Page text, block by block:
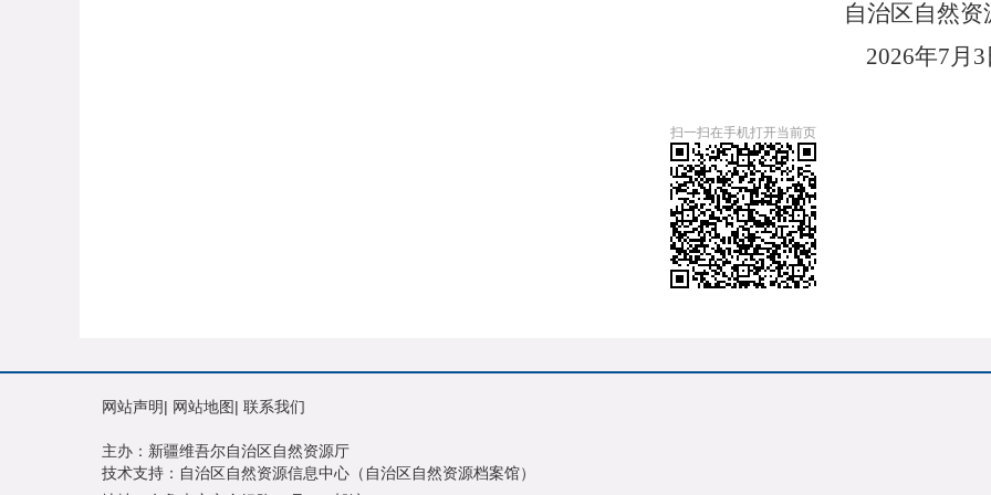
自治区自然资
2026年7月3
扫一扫在手机打开当前页
网站声明| 网站地图| 联系我们
主办：新疆维吾尔自治区自然资源厅
技术支持：自治区自然资源信息中心（自治区自然资源档案馆）